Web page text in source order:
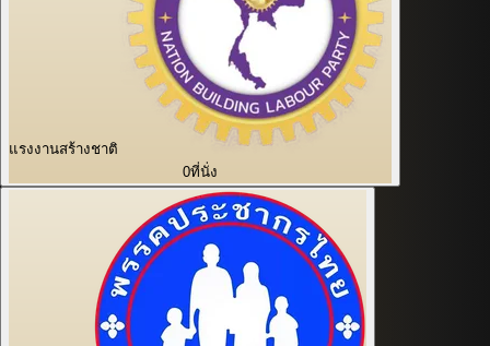
แรงงานสร้างชาติ
0ที่นั่ง